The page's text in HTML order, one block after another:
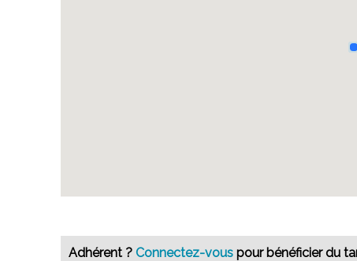
Adhérent ? Connectez-vous pour bénéficier du